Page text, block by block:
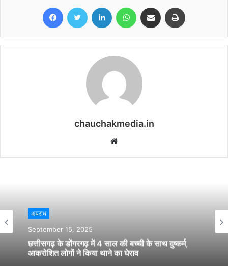
FacebookTwitter LinkedIn WhatsAppShare via Email
chauchakmedia.in
Website
अपराध
September 15, 2025
छत्तीसगढ़ के डोंगरगढ़ में 4 साल की बच्ची के साथ दुष्कर्म,
आक्रोशित लोगों ने किया थाने का घेराव